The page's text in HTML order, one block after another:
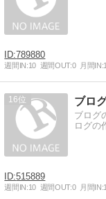
789880
週間IN:10 週間OUT:0 月間IN:
16 ブロ
ブログ
ログの
515889
週間IN:10 週間OUT:0 月間IN: